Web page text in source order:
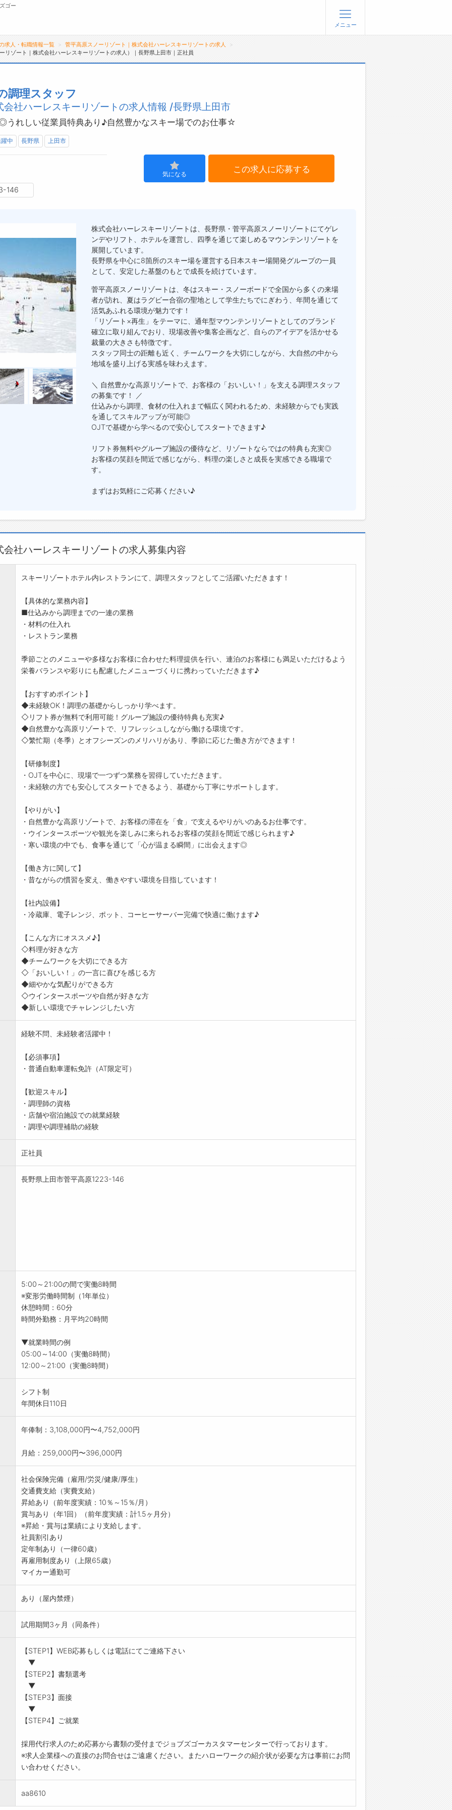
無料会員登録
転職支援サービス
転職ノウハウ(応募書類の書き方・面接対策な
転職・採用コラム
会社概要
お問い合わせ
ゴー
メニュー
求人・転職情報一覧
菅平高原スノーリゾート｜株式会社ハーレスキーリゾートの求人
リゾート｜株式会社ハーレスキーリゾートの求人）｜長野県上田市｜正社員
調理スタッフ
社ハーレスキーリゾートの求人情報 /長野県上田市
うれしい従業員特典あり♪自然豊かなスキー場でのお仕事☆
中 長野県 上田市
146
気になる この求人に応募する
株式会社ハーレスキーリゾートは、長野県・菅平高原スノーリゾートにてゲレ
ンデやリフト、ホテルを運営し、四季を通じて楽しめるマウンテンリゾートを
展開しています。
長野県を中心に8箇所のスキー場を運営する日本スキー場開発グループの一員
として、安定した基盤のもとで成長を続けています。
菅平高原スノーリゾートは、冬はスキー・スノーボードで全国から多くの来場
者が訪れ、夏はラグビー合宿の聖地として学生たちでにぎわう、年間を通じて
活気あふれる環境が魅力です！
「リゾート×再生」をテーマに、通年型マウンテンリゾートとしてのブランド
確立に取り組んでおり、現場改善や集客企画など、自らのアイデアを活かせる
裁量の大きさも特徴です。
スタッフ同士の距離も近く、チームワークを大切にしながら、大自然の中から
地域を盛り上げる実感を味わえます。
＼ 自然豊かな高原リゾートで、お客様の「おいしい！」を支える調理スタッフ
の募集です！ ／
仕込みから調理、食材の仕入れまで幅広く関われるため、未経験からでも実践
を通してスキルアップが可能◎
OJTで基礎から学べるので安心してスタートできます♪
リフト券無料やグループ施設の優待など、リゾートならではの特典も充実◎
お客様の笑顔を間近で感じながら、料理の楽しさと成長を実感できる職場で
す。
まずはお気軽にご応募ください♪
社ハーレスキーリゾートの求人募集内容
スキーリゾートホテル内レストランにて、調理スタッフとしてご活躍いただきます！
【具体的な業務内容】
■仕込みから調理までの一連の業務
・材料の仕入れ
・レストラン業務
季節ごとのメニューや多様なお客様に合わせた料理提供を行い、連泊のお客様にも満足いただけるよう
栄養バランスや彩りにも配慮したメニューづくりに携わっていただきます♪
【おすすめポイント】
◆未経験OK！調理の基礎からしっかり学べます。
◇リフト券が無料で利用可能！グループ施設の優待特典も充実♪
◆自然豊かな高原リゾートで、リフレッシュしながら働ける環境です。
◇繁忙期（冬季）とオフシーズンのメリハリがあり、季節に応じた働き方ができます！
【研修制度】
・OJTを中心に、現場で一つずつ業務を習得していただきます。
・未経験の方でも安心してスタートできるよう、基礎から丁寧にサポートします。
【やりがい】
・自然豊かな高原リゾートで、お客様の滞在を「食」で支えるやりがいのあるお仕事です。
・ウインタースポーツや観光を楽しみに来られるお客様の笑顔を間近で感じられます♪
・寒い環境の中でも、食事を通じて「心が温まる瞬間」に出会えます◎
【働き方に関して】
・昔ながらの慣習を変え、働きやすい環境を目指しています！
【社内設備】
・冷蔵庫、電子レンジ、ポット、コーヒーサーバー完備で快適に働けます♪
【こんな方にオススメ♪】
◇料理が好きな方
◆チームワークを大切にできる方
◇「おいしい！」の一言に喜びを感じる方
◆細やかな気配りができる方
◇ウインタースポーツや自然が好きな方
◆新しい環境でチャレンジしたい方
経験不問、未経験者活躍中！
【必須事項】
・普通自動車運転免許（AT限定可）
【歓迎スキル】
・調理師の資格
・店舗や宿泊施設での就業経験
・調理や調理補助の経験
正社員
長野県上田市菅平高原1223-146
5:00～21:00の間で実働8時間
※変形労働時間制（1年単位）
休憩時間：60分
時間外勤務：月平均20時間
▼就業時間の例
05:00～14:00（実働8時間）
12:00～21:00（実働8時間）
シフト制
年間休日110日
年俸制：3,108,000円〜4,752,000円
月給：259,000円〜396,000円
社会保険完備（雇用/労災/健康/厚生）
交通費支給（実費支給）
昇給あり（前年度実績：10％～15％/月）
賞与あり（年1回）（前年度実績：計1.5ヶ月分）
※昇給・賞与は業績により支給します。
社員割引あり
定年制あり（一律60歳）
再雇用制度あり（上限65歳）
マイカー通勤可
あり（屋内禁煙）
試用期間3ヶ月（同条件）
【STEP1】WEB応募もしくは電話にてご連絡下さい
▼
【STEP2】書類選考
▼
【STEP3】面接
▼
【STEP4】ご就業
採用代行求人のため応募から書類の受付までジョブズゴーカスタマーセンターで行っております。
※求人企業様への直接のお問合せはご遠慮ください。またハローワークの紹介状が必要な方は事前にお問
い合わせください。
aa8610